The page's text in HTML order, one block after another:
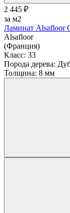
2 445 ₽
за м2
Ламинат Alsafloor
Alsafloor
(Франция)
Класс: 33
Порода дерева:
Толщина: 8 мм